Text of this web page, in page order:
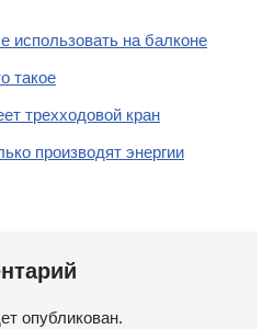
использовать на балконе
такое
трехходовой кран
производят энергии
опубликован.